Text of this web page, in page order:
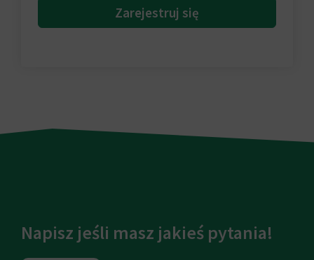
Zarejestruj się
Napisz jeśli masz jakieś pytania!